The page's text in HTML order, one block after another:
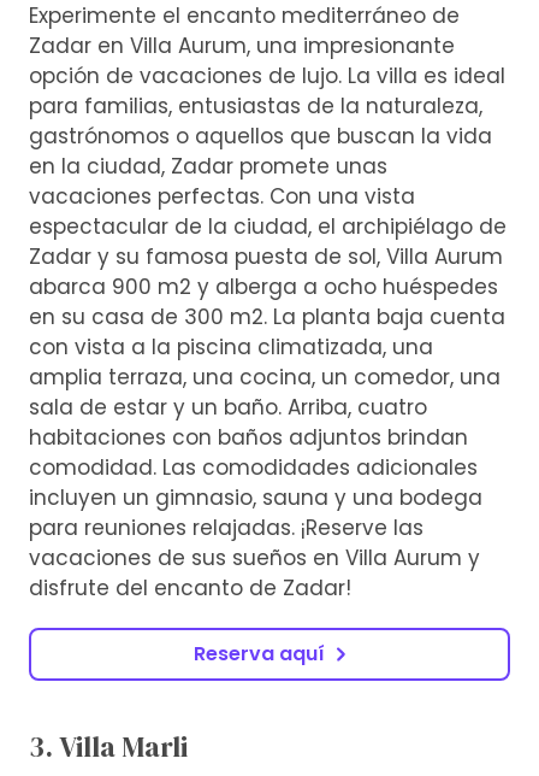
Experimente el encanto mediterráneo de
Zadar en Villa Aurum, una impresionante
opción de vacaciones de lujo. La villa es ideal
para familias, entusiastas de la naturaleza,
gastrónomos o aquellos que buscan la vida
en la ciudad, Zadar promete unas
vacaciones perfectas. Con una vista
espectacular de la ciudad, el archipiélago de
Zadar y su famosa puesta de sol, Villa Aurum
abarca 900 m2 y alberga a ocho huéspedes
en su casa de 300 m2. La planta baja cuenta
con vista a la piscina climatizada, una
amplia terraza, una cocina, un comedor, una
sala de estar y un baño. Arriba, cuatro
habitaciones con baños adjuntos brindan
comodidad. Las comodidades adicionales
incluyen un gimnasio, sauna y una bodega
para reuniones relajadas. ¡Reserve las
vacaciones de sus sueños en Villa Aurum y
disfrute del encanto de Zadar!
Reserva aquí
3. Villa Marli